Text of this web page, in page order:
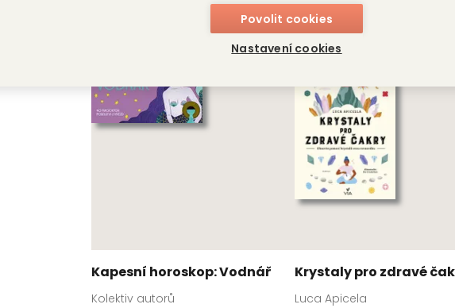
Povolit cookies
Nastavení cookies
199Kč
Kolektiv autorů
VIA
Kapesní horoskop: Vodnář
Kolektiv autorů
Krystaly pro zdravé
Luca Apicela